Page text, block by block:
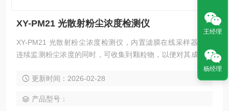
XY-PM21 光散射粉尘浓度检测仪
XY-PM21 光散射粉尘浓度检测仪，内置滤膜在线采样器，在
连续监测粉尘浓度的同时，可收集到颗粒物，以便对其成份进
行分析，并求出质量浓度转换系数K值。可直读粉尘质量浓度
（mg/m³），具有PM10、PM5、PM2.5、PM1.0及TSP切割器
管的空调排气口PM10可吸入颗粒物浓度的检测，和对可吸入
更新时间：2026-02-28
产品型号：
王经理
杨经理